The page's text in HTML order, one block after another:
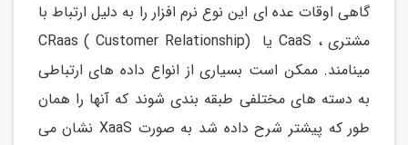
گاهی اوقات عده ای این نوع نرم افزار را به دلیل ارتباط با
مشتری ، CaaS یا (Customer Relationship ) CRaas
مینامند. ممکن است بسیاری از انواع داده های ارتباطی
به دسته های مختلفی طبقه بندی شوند که آنها را همان
طور که پیشتر شرح داده شد به صورت XaaS نشان می